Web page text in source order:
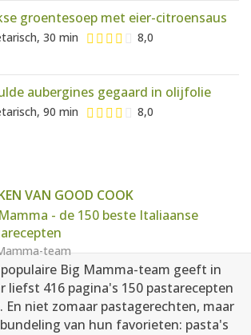
groentesoep met eier-citroensaus
30 min 8,0
aubergines gegaard in olijfolie
90 min 8,0
VAN GOOD COOK
- de 150 beste Italiaanse
team
Big Mamma-team geeft in
liefst 416 pagina's 150 pastarecepten
En niet zomaar pastagerechten, maar
van hun favorieten: pasta's